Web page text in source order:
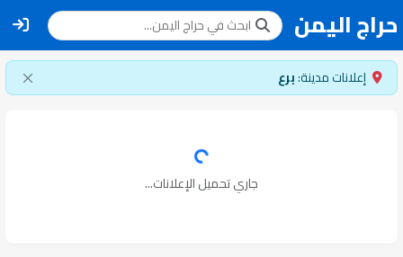
حراج اليمن
إعلانات مدينة:برع
جاري تحميل الإعلانات...